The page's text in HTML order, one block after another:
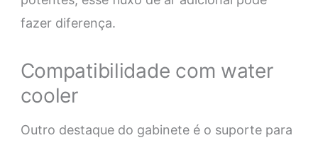
fazer diferença.
Compatibilidade com water
cooler
Outro destaque do gabinete é o suporte para